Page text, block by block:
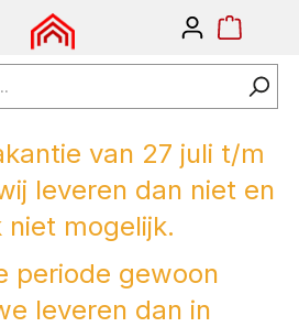
de hoofdnavigatie
van 27 juli t/m
leveren dan niet en
niet mogelijk.
periode gewoon
leveren dan in